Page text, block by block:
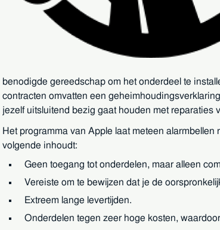
benodigde gereedschap om het onderdeel te
contracten omvatten een
jezelf uitsluitend bezig gaat houden met reparaties
Het programma van Apple laat meteen
volgende inhoudt:
Geen toegang tot onderdelen, maar alleen
Vereiste om te bewijzen dat je de
Extreem lange levertijden.
Onderdelen tegen zeer hoge kosten,